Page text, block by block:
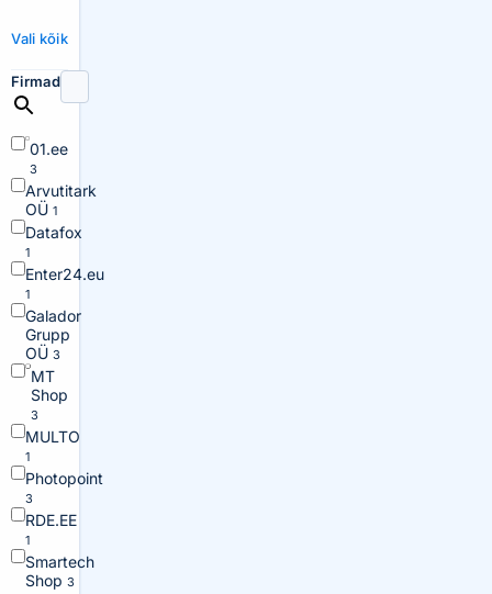
Vali kõik
Firmad
01.ee
3
Arvutitark
OÜ 1
Datafox
1
Enter24.eu
1
Galador
Grupp
OÜ 3
MT
Shop
3
MULTO
1
Photopoint
3
RDE.EE
1
Smartech
Shop 3